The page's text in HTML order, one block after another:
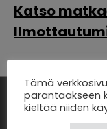
Katso
Tämä
parantaakseen
kieltää niiden